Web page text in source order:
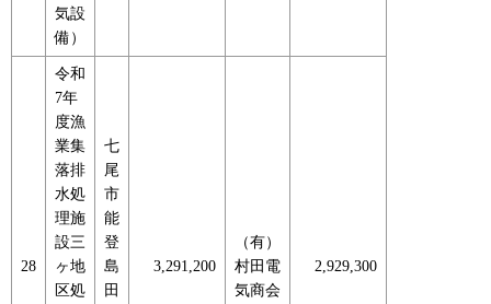
気設
備）
28
令和
7年
度漁
業集
落排
水処
理施
設三
ヶ地
区処
七
尾
市
能
登
島
田
3,291,200
（有）
村田電
気商会
2,929,300